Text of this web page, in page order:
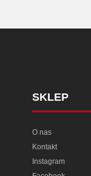
SKLEP
O nas
Kontakt
Instagram